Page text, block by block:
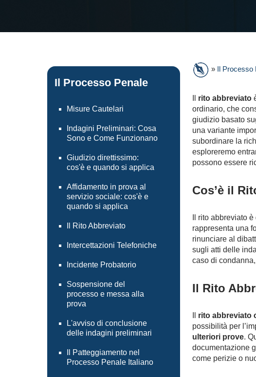
Il Processo Penale
Misure Cautelari
Indagini Preliminari: Cosa
Sono e Come Funzionano
Giudizio direttissimo:
cos'è e quando si applica
Affidamento in prova al
servizio sociale: cos'è e
quando si applica
Il Rito Abbreviato
Intercettazioni Telefoniche
Incidente Probatorio
Sospensione del
processo e messa alla
prova
L'avviso di conclusione
delle indagini preliminari
Il Patteggiamento nel
Processo Penale Italiano
» Il Processo
rito abbreviato
ordinario, che
giudizio basato
una variante
subordinare la
esploreremo
possono essere
Cos’è il
Il rito abbreviato
rappresenta una
rinunciare al
sugli atti delle
caso di
Il Rito
rito abbreviato
possibilità per
ulteriori prove.
documentazione
come perizie o